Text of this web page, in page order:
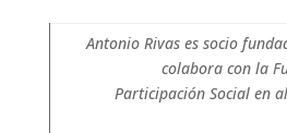
Antonio Rivas es socio
colabora con la
Participación Social en